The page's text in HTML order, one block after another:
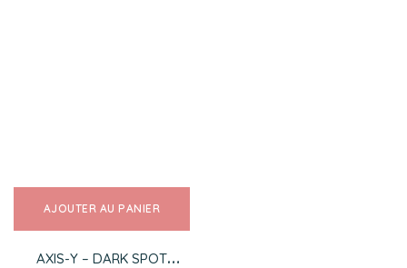
AJOUTER AU PANIER
AXIS-Y – DARK SPOT